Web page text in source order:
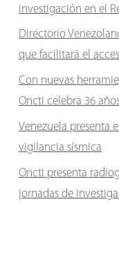
investigación en el
Directorio
que facilitará el
Con nuevas
Oncti celebra 36
Venezuela presenta
vigilancia sísmica
Oncti presenta
jornadas de